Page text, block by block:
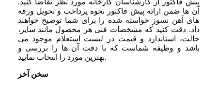
آن ‌ها ضمن ارائه پیش فاکتور نحوه پرداخت و تحویل ورقه‌
های آهن نسوز خواسته شده را برای شما توضیح خواهند
داد. دقت کنید که مشخصات فنی هر محصول مانند سایز،
حالت، استاندارد و قیمت در لیست استعلام موجود می
‌باشد و وظیفه شماست که با دقت آن ‌ها را بررسی و
بهترین مورد را انتخاب نمایید.
سخن آخر